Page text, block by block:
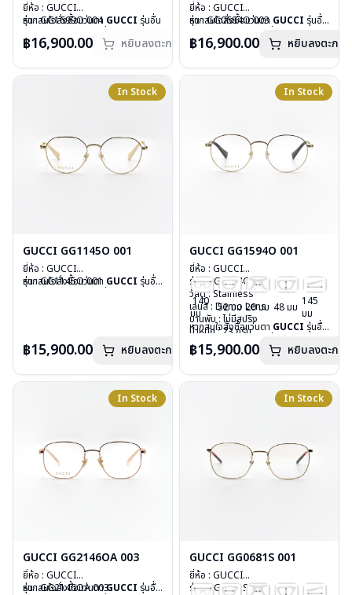
ยี่ห้อ : GUCCI
รุ่น : GG1699O 004
เลนส์ : Demo Lens
น้ำหนัก : 23 กรัม
อุปกรณ์ : กล่องแว่น, ผ้าเช็ดแว่น
หากสนใจสั่งชื้อแว่นตา GUCCI รุ่นอื่น
ติดต่อเราคลิก
สั่งกรุณาติดต่อเราคลิก
฿16,900.00 หยิบลงตะกร้า
ยี่ห้อ : GUCCI
รุ่น : GG0684O 003
เลนส์ : Demo Lens
น้ำหนัก : 17 กรัม
อุปกรณ์ : กล่องแว่น, ผ้าเช็ดแว่น
หากสนใจสั่งชื้อแว่นตา GUCCI รุ่นอื่น
ติดต่อเราคลิก
฿16,900.00 หยิบลงตะกร้า
In Stock
GUCCI GG1145O 001
ยี่ห้อ : GUCCI
รุ่น : GG1145O 001
อุปกรณ์ : กล่องแว่น, ผ้าเช็ดแว่น
การรับประกัน : 1 ปี
หากสนใจสั่งชื้อแว่นตา GUCCI รุ่นอื่น
฿15,900.00 หยิบลงตะกร้า
In Stock
GUCCI GG1594O 001
ยี่ห้อ : GUCCI
รุ่น : GG1594O 001
วัสดุ : Stainless
เลนส์ : Demo Lens
บานพับ : ไม่มีสปริง
น้ำหนัก : 23 กรัม
อุปกรณ์ : กล่องแว่น, ผ้าเช็ดแว่น
การรับประกัน : 1 ปี
140
มม
52 มม 20 มม 48 มม 145
มม
หากสนใจสั่งชื้อแว่นตา GUCCI รุ่นอื่น
ติดต่อเราคลิก
฿15,900.00 หยิบลงตะกร้า
In Stock
GUCCI GG2146OA 003
ยี่ห้อ : GUCCI
รุ่น : GG2146OA 003
หากสนใจสั่งชื้อแว่นตาGUCCI รุ่นอื่น
In Stock
GUCCI GG0681S 001
ยี่ห้อ : GUCCI
รุ่น : GG0681S 001